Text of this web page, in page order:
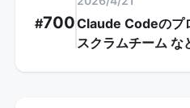
#700Claude Codeのプ
スクラムチーム な